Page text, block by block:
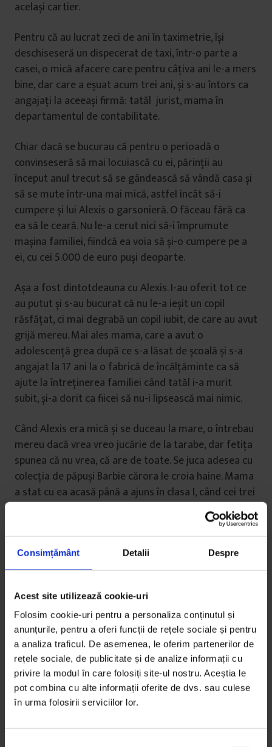
Consimțământ Detalii Despre
Acest site utilizează cookie-uri
Folosim cookie-uri pentru a personaliza conținutul și
anunțurile, pentru a oferi funcții de rețele sociale și pentru
a analiza traficul. De asemenea, le oferim partenerilor de
rețele sociale, de publicitate și de analize informații cu
privire la modul în care folosiți site-ul nostru. Aceștia le
pot combina cu alte informații oferite de dvs. sau culese
în urma folosirii serviciilor lor.
același cartier.
Pentru că au lucrat zeci de ani în taximetrie, își
deschiseseră un dispecerat de taxi, într-o parte a
casei, o mică afacere care pentru câțiva ani le-a mers
bine, dar care a eșuat acum trei ani, și s-au întors ca
angajați la aceeași firmă: tatăl jurist, mama în
departamentul de contabilitate.
Chiar dacă se bucurau că pentru o perioadă o
convinseseră să mai locuiască cu ei, părinții au
început anul trecut să se gândească să vândă casa și
să se mute într-una mai mică, astfel încât să-i
cumpere și lui Alexis o garsonieră. O făceau fără ca
ea să le ceară. Nu le-a cerut nici să-i împrumute
mașina familiei, fiindcă ea voia să și-o cumpere pe a
ei, cu cei 5.000 de euro puși deoparte.
Așa a fost dintotdeauna cu Alexis. I-au oferit tot ce
au putut și s-au bucurat că nu le-a ieșit un copil
răsfățat, ci mai degrabă un copil iubit, de care au avut
grijă mereu. Mai ales mama, care a avut o
adolescență grea după ce s-a lăsat de școală și s-a
angajat la 17 ani la o fabrică de încălțăminte ca să
ajute la întreținerea familiei când tatăl i-a murit
subit, și-a dorit ca fiicei să nu-i lipsească mai nimic.
Când Alexis era mică și se duceau la mare, o întrebau
mereu dacă vrea vreo jucărie de la tarabe, dar fetița
spunea că nu vrea, că are de toate. Se juca adesea cu
colecția de păpuși Barbie cărora le croia haine. Mama
a stat cu ea acasă până a ajuns în clasa I, când cei trei
bunici făceau ture ca să nu o lase nici un minut